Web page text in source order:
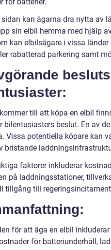
kan ägarna dra nytta av
sin elbil hemma med hjälp
kan elbilsägare i vissa
rabatterad parkering samt
till att köpa en elbil
bilentusiasters beslut. En av
Vissa potentiella köpare kan
bristande
faktorer inkluderar
på laddningsstationer,
tillgång till
för att äga en elbil
för batteriunderhåll,